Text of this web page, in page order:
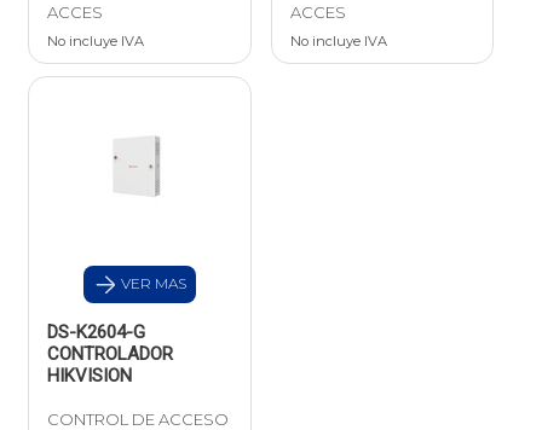
ACCES
No incluye IVA
ACCES
No incluye IVA
VER MAS
DS-K2604-G
CONTROLADOR
HIKVISION
CONTROL DE ACCESO